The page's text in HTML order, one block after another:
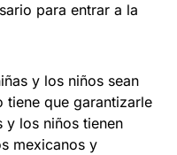
para entrar a la
y los niños sean
que garantizarle
y los niños tienen
mexicanos y